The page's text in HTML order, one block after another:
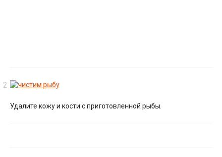
Удалите кожу и кости с приготовленной рыбы.